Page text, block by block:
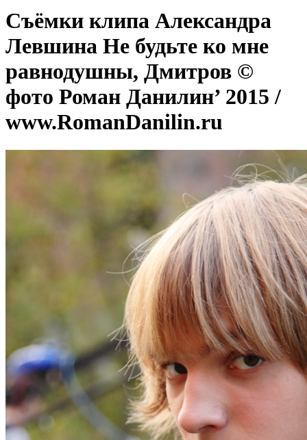
Съёмки клипа Александра
Левшина Не будьте ко мне
равнодушны, Дмитров ©
фото Роман Данилин’ 2015 /
www.RomanDanilin.ru